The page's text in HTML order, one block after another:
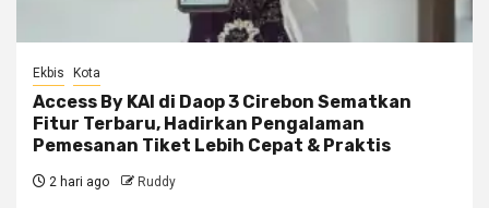
Ekbis Kota
Access By KAI di Daop 3 Cirebon Sematkan
Fitur Terbaru, Hadirkan Pengalaman
Pemesanan Tiket Lebih Cepat & Praktis
2 hari ago Ruddy